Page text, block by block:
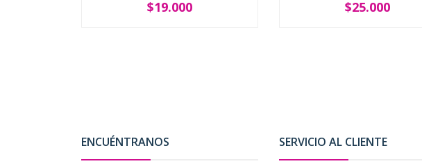
+
$19.000 +
$25.000
ENCUÉNTRANOS SERVICIO AL CLIENTE